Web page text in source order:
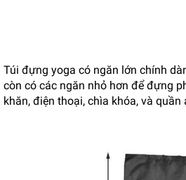
Túi đựng yoga có ngăn lớn chính
còn có các ngăn nhỏ hơn để đựng
khăn, điện thoại, chìa khóa, và quần